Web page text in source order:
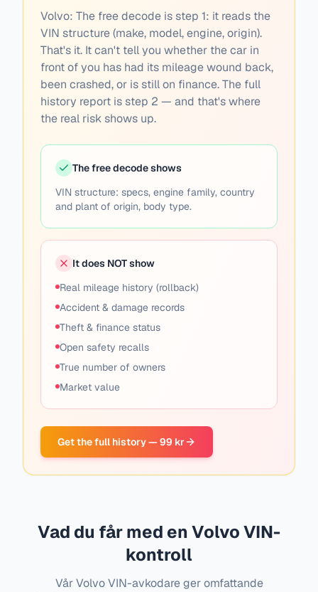
Volvo: The free decode is step 1: it reads the
VIN structure (make, model, engine, origin).
That's it. It can't tell you whether the car in
front of you has had its mileage wound back,
been crashed, or is still on finance. The full
history report is step 2 — and that's where
the real risk shows up.
The free decode shows
VIN structure: specs, engine family, country
and plant of origin, body type.
It does NOT show
Real mileage history (rollback)
Accident & damage records
Theft & finance status
Open safety recalls
True number of owners
Market value
Get the full history — 99 kr
Vad du får med en Volvo VIN-
kontroll
Vår Volvo VIN-avkodare ger omfattande